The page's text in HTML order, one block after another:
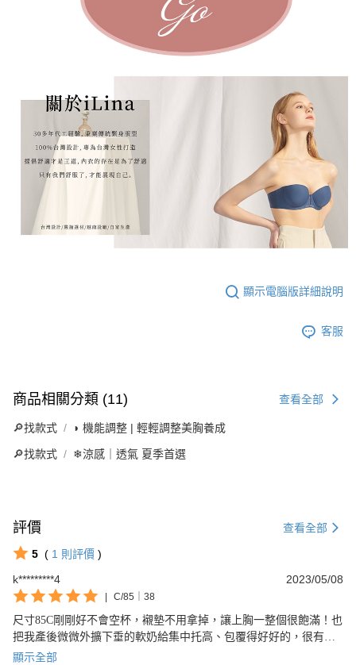
顯示電腦版詳細說明
客服
商品相關分類 (11) 查看全部
🔎找款式 ◗ 機能調整 | 輕輕調整美胸養成
🔎找款式 ❄涼感｜透氣 夏季首選
評價 查看全部
5 ( 1 則評價 )
k*********4
2023/05/08
| C/85｜38
尺寸85C剛剛好不會空杯，襯墊不用拿掉，讓上胸一整個很飽滿！也
把我產後微微外擴下垂的軟奶給集中托高、包覆得好好的，很有安
全感，穿起來胸型渾圓飽滿、很好看🥰
顯示全部